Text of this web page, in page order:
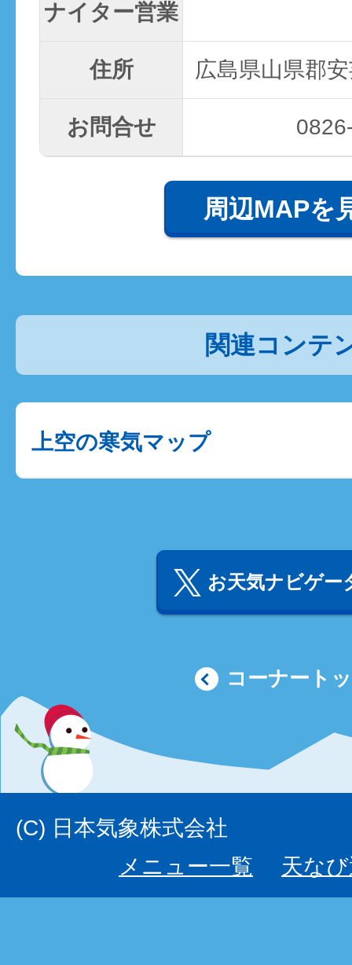
ナイター営業
住所 広島県山県郡
お問合せ
周辺MAPを
関連コンテ
上空の寒気マップ
お天気ナビゲー
コーナート
(C) 日本気象株式会社
メニュー一覧
天な